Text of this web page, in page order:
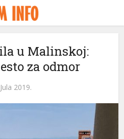
u Malinskoj:
za odmor
2019.